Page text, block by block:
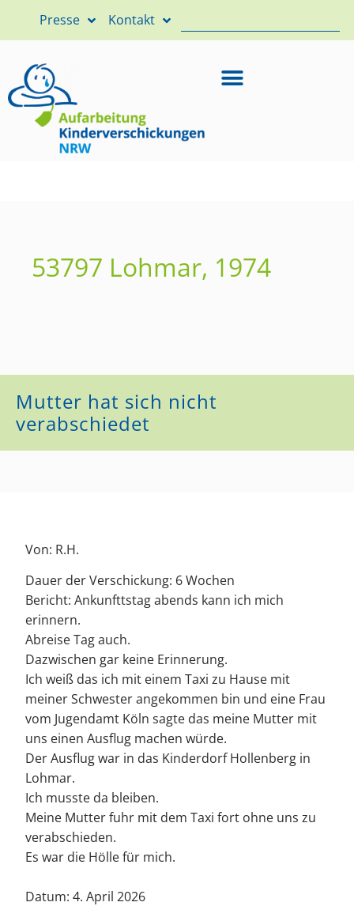
Presse Kontakt
53797 Lohmar, 1974
Mutter hat sich nicht
verabschiedet
Von: R.H.
Dauer der Verschickung: 6 Wochen
Bericht: Ankunfttstag abends kann ich mich
erinnern.
Abreise Tag auch.
Dazwischen gar keine Erinnerung.
Ich weiß das ich mit einem Taxi zu Hause mit
meiner Schwester angekommen bin und eine Frau
vom Jugendamt Köln sagte das meine Mutter mit
uns einen Ausflug machen würde.
Der Ausflug war in das Kinderdorf Hollenberg in
Lohmar.
Ich musste da bleiben.
Meine Mutter fuhr mit dem Taxi fort ohne uns zu
verabschieden.
Es war die Hölle für mich.
Datum: 4. April 2026